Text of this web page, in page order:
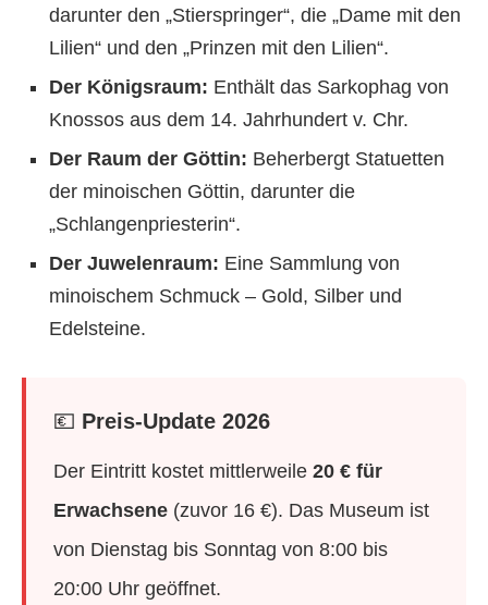
darunter den „Stierspringer“, die „Dame mit den
Lilien“ und den „Prinzen mit den Lilien“.
Der Königsraum: Enthält das Sarkophag von
Knossos aus dem 14. Jahrhundert v. Chr.
Der Raum der Göttin: Beherbergt Statuetten
der minoischen Göttin, darunter die
„Schlangenpriesterin“.
Der Juwelenraum: Eine Sammlung von
minoischem Schmuck – Gold, Silber und
Edelsteine.
💶 Preis-Update 2026
Der Eintritt kostet mittlerweile 20 € für
Erwachsene (zuvor 16 €). Das Museum ist
von Dienstag bis Sonntag von 8:00 bis
20:00 Uhr geöffnet.